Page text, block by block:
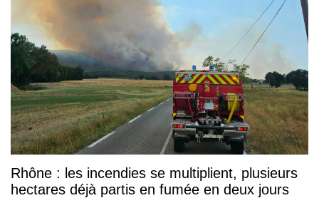
Rhône : les incendies se multiplient, plusieurs
hectares déjà partis en fumée en deux jours